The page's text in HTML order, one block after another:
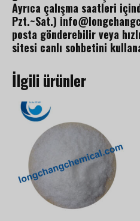
Ayrıca çalışma saatleri
Pzt.~Sat.)
posta gönderebilir veya
sitesi canlı sohbetini
İlgili ürünler